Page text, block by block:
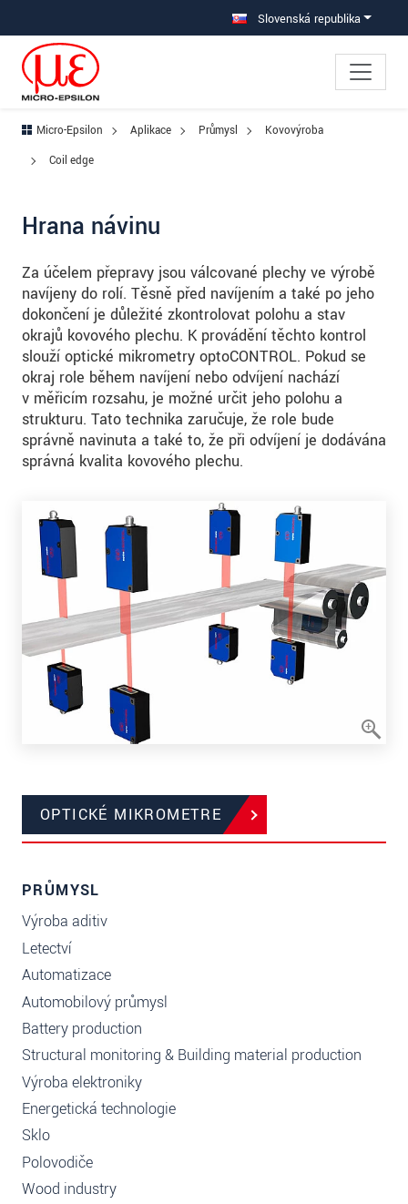
Prejdite priamo na hlavnú navigáciu Slovenská republika
Micro-Epsilon Aplikace Průmysl
Kovovýroba
Coil edge
Hrana návinu
Za účelem přepravy jsou válcované plechy ve výrobě
navíjeny do rolí. Těsně před navíjením a také po jeho
dokončení je důležité zkontrolovat polohu a stav
okrajů kovového plechu. K provádění těchto kontrol
slouží optické mikrometry optoCONTROL. Pokud se
okraj role během navíjení nebo odvíjení nachází
v měřicím rozsahu, je možné určit jeho polohu a
strukturu. Tato technika zaručuje, že role bude
správně navinuta a také to, že při odvíjení je dodávána
správná kvalita kovového plechu.
OPTICKÉ MIKROMETRE
PRŮMYSL
Výroba aditiv
Letectví
Automatizace
Automobilový průmysl
Battery production
Structural monitoring & Building material production
Výroba elektroniky
Energetická technologie
Sklo
Polovodiče
Wood industry